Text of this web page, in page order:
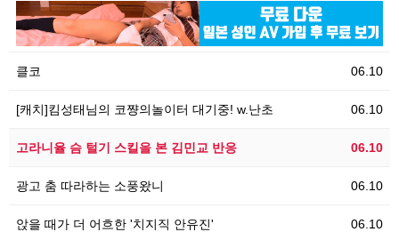
06.10
클코
06.10
[캐치]킴성태님의 코쨩의놀이터 대기중! w.난초
06.10
고라니율 슴 털기 스킬을 본 김민교 반응
06.10
광고 춤 따라하는 소풍왔니
06.10
앉을 때가 더 어흐한 '치지직 안유진'